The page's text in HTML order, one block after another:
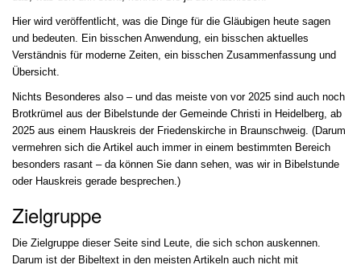
Hier wird veröffentlicht, was die Dinge für die Gläubigen heute sagen
und bedeuten. Ein bisschen Anwendung, ein bisschen aktuelles
Verständnis für moderne Zeiten, ein bisschen Zusammenfassung und
Übersicht.
Nichts Besonderes also – und das meiste von vor 2025 sind auch noch
Brotkrümel aus der Bibelstunde der Gemeinde Christi in Heidelberg, ab
2025 aus einem Hauskreis der Friedenskirche in Braunschweig. (Darum
vermehren sich die Artikel auch immer in einem bestimmten Bereich
besonders rasant – da können Sie dann sehen, was wir in Bibelstunde
oder Hauskreis gerade besprechen.)
Zielgruppe
Die Zielgruppe dieser Seite sind Leute, die sich schon auskennen.
Darum ist der Bibeltext in den meisten Artikeln auch nicht mit